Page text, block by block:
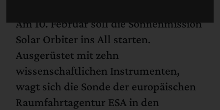
Am 10. Februar soll die Sonnenmission
Solar Orbiter ins All starten.
Ausgerüstet mit zehn
wissenschaftlichen Instrumenten,
wagt sich die Sonde der europäischen
Raumfahrtagentur ESA in den